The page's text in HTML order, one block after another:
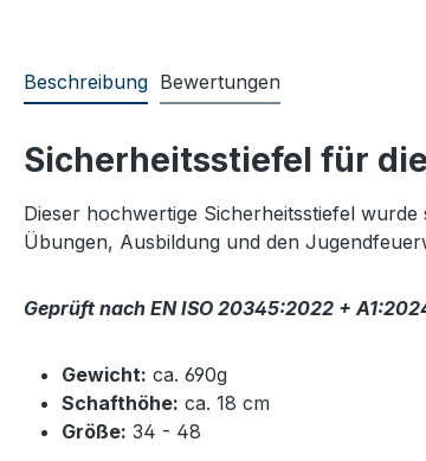
Beschreibung Bewertungen
Sicherheitsstiefel für
Dieser hochwertige Sicherheitsstiefel
Übungen, Ausbildung und den
Geprüft nach EN ISO 20345:2022 +
Gewicht: ca. 690g
Schafthöhe: ca. 18 cm
Größe: 34 - 48